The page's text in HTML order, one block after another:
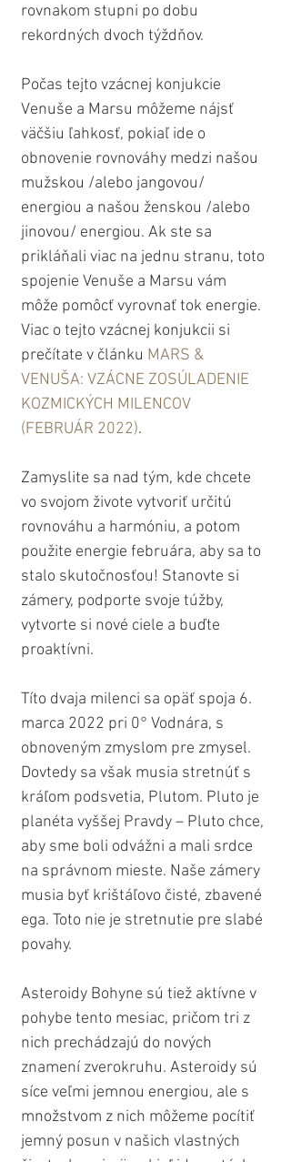
rovnakom stupni po dobu
rekordných dvoch týždňov.
Počas tejto vzácnej konjukcie
Venuše a Marsu môžeme nájsť
väčšiu ľahkosť, pokiaľ ide o
obnovenie rovnováhy medzi našou
mužskou /alebo jangovou/
energiou a našou ženskou /alebo
jinovou/ energiou. Ak ste sa
prikláňali viac na jednu stranu, toto
spojenie Venuše a Marsu vám
môže pomôcť vyrovnať tok energie.
Viac o tejto vzácnej konjukcii si
prečítate v článku MARS &
VENUŠA: VZÁCNE ZOSÚLADENIE
KOZMICKÝCH MILENCOV
(FEBRUÁR 2022).
Zamyslite sa nad tým, kde chcete
vo svojom živote vytvoriť určitú
rovnováhu a harmóniu, a potom
použite energie februára, aby sa to
stalo skutočnosťou! Stanovte si
zámery, podporte svoje túžby,
vytvorte si nové ciele a buďte
proaktívni.
Títo dvaja milenci sa opäť spoja 6.
marca 2022 pri 0° Vodnára, s
obnoveným zmyslom pre zmysel.
Dovtedy sa však musia stretnúť s
kráľom podsvetia, Plutom. Pluto je
planéta vyššej Pravdy – Pluto chce,
aby sme boli odvážni a mali srdce
na správnom mieste. Naše zámery
musia byť krištáľovo čisté, zbavené
ega. Toto nie je stretnutie pre slabé
povahy.
Asteroidy Bohyne sú tiež aktívne v
pohybe tento mesiac, pričom tri z
nich prechádzajú do nových
znamení zverokruhu. Asteroidy sú
síce veľmi jemnou energiou, ale s
množstvom z nich môžeme pocítiť
jemný posun v našich vlastných